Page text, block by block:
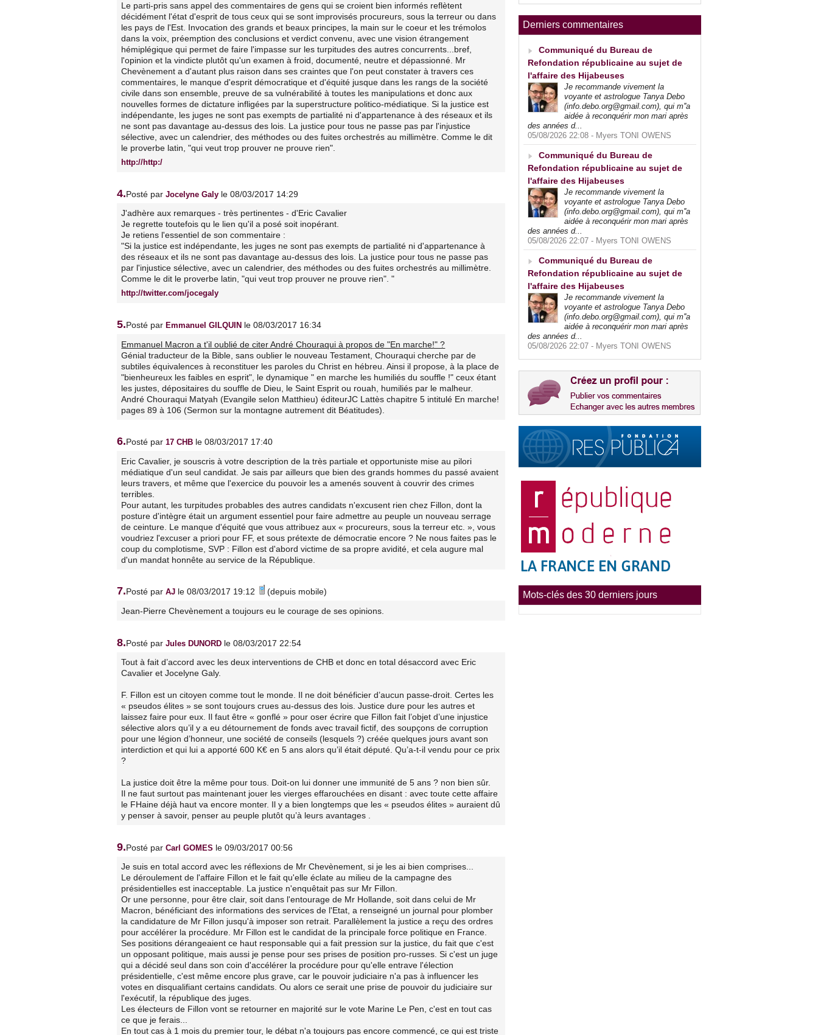
Le parti-pris sans appel des commentaires de gens qui se croient bien informés reflètent
décidément l'état d'esprit de tous ceux qui se sont improvisés procureurs, sous la terreur ou dans
les pays de l'Est. Invocation des grands et beaux principes, la main sur le coeur et les trémolos
dans la voix, préemption des conclusions et verdict convenu, avec une vision étrangement
hémiplégique qui permet de faire l'impasse sur les turpitudes des autres concurrents...bref,
l'opinion et la vindicte plutôt qu'un examen à froid, documenté, neutre et dépassionné. Mr
Chevènement a d'autant plus raison dans ses craintes que l'on peut constater à travers ces
commentaires, le manque d'esprit démocratique et d'équité jusque dans les rangs de la société
civile dans son ensemble, preuve de sa vulnérabilité à toutes les manipulations et donc aux
nouvelles formes de dictature infligées par la superstructure politico-médiatique. Si la justice est
indépendante, les juges ne sont pas exempts de partialité ni d'appartenance à des réseaux et ils
ne sont pas davantage au-dessus des lois. La justice pour tous ne passe pas par l'injustice
sélective, avec un calendrier, des méthodes ou des fuites orchestrés au millimètre. Comme le dit
le proverbe latin, "qui veut trop prouver ne prouve rien".
http://http:/
4.Posté par Jocelyne Galy le 08/03/2017 14:29
J'adhère aux remarques - très pertinentes - d'Eric Cavalier
Je regrette toutefois qu le lien qu'il a posé soit inopérant.
Je retiens l'essentiel de son commentaire :
"Si la justice est indépendante, les juges ne sont pas exempts de partialité ni d'appartenance à
des réseaux et ils ne sont pas davantage au-dessus des lois. La justice pour tous ne passe pas
par l'injustice sélective, avec un calendrier, des méthodes ou des fuites orchestrés au millimètre.
Comme le dit le proverbe latin, "qui veut trop prouver ne prouve rien". "
http://twitter.com/jocegaly
5.Posté par Emmanuel GILQUIN le 08/03/2017 16:34
Emmanuel Macron a t'il oublié de citer André Chouraqui à propos de "En marche!" ?
Génial traducteur de la Bible, sans oublier le nouveau Testament, Chouraqui cherche par de
subtiles équivalences à reconstituer les paroles du Christ en hébreu. Ainsi il propose, à la place de
"bienheureux les faibles en esprit", le dynamique " en marche les humiliés du souffle !" ceux étant
les justes, dépositaires du souffle de Dieu, le Saint Esprit ou rouah, humiliés par le malheur.
André Chouraqui Matyah (Evangile selon Matthieu) éditeurJC Lattès chapitre 5 intitulé En marche!
pages 89 à 106 (Sermon sur la montagne autrement dit Béatitudes).
6.Posté par 17 CHB le 08/03/2017 17:40
Eric Cavalier, je souscris à votre description de la très partiale et opportuniste mise au pilori
médiatique d'un seul candidat. Je sais par ailleurs que bien des grands hommes du passé avaient
leurs travers, et même que l'exercice du pouvoir les a amenés souvent à couvrir des crimes
terribles.
Pour autant, les turpitudes probables des autres candidats n'excusent rien chez Fillon, dont la
posture d'intègre était un argument essentiel pour faire admettre au peuple un nouveau serrage
de ceinture. Le manque d'équité que vous attribuez aux « procureurs, sous la terreur etc. », vous
voudriez l'excuser a priori pour FF, et sous prétexte de démocratie encore ? Ne nous faites pas le
coup du complotisme, SVP : Fillon est d'abord victime de sa propre avidité, et cela augure mal
d'un mandat honnête au service de la République.
7.Posté par AJ le 08/03/2017 19:12
(depuis mobile)
Jean-Pierre Chevènement a toujours eu le courage de ses opinions.
8.Posté par Jules DUNORD le 08/03/2017 22:54
Tout à fait d’accord avec les deux interventions de CHB et donc en total désaccord avec Eric
Cavalier et Jocelyne Galy.
F. Fillon est un citoyen comme tout le monde. Il ne doit bénéficier d’aucun passe-droit. Certes les
« pseudos élites » se sont toujours crues au-dessus des lois. Justice dure pour les autres et
laissez faire pour eux. Il faut être « gonflé » pour oser écrire que Fillon fait l’objet d’une injustice
sélective alors qu’il y a eu détournement de fonds avec travail fictif, des soupçons de corruption
pour une légion d’honneur, une société de conseils (lesquels ?) créée quelques jours avant son
interdiction et qui lui a apporté 600 K€ en 5 ans alors qu’il était député. Qu’a-t-il vendu pour ce prix
?
La justice doit être la même pour tous. Doit-on lui donner une immunité de 5 ans ? non bien sûr.
Il ne faut surtout pas maintenant jouer les vierges effarouchées en disant : avec toute cette affaire
le FHaine déjà haut va encore monter. Il y a bien longtemps que les « pseudos élites » auraient dû
y penser à savoir, penser au peuple plutôt qu’à leurs avantages .
9.Posté par Carl GOMES le 09/03/2017 00:56
Je suis en total accord avec les réflexions de Mr Chevènement, si je les ai bien comprises...
Le déroulement de l'affaire Fillon et le fait qu'elle éclate au milieu de la campagne des
présidentielles est inacceptable. La justice n'enquêtait pas sur Mr Fillon.
Or une personne, pour être clair, soit dans l'entourage de Mr Hollande, soit dans celui de Mr
Macron, bénéficiant des informations des services de l'Etat, a renseigné un journal pour plomber
la candidature de Mr Fillon jusqu'à imposer son retrait. Parallèlement la justice a reçu des ordres
pour accélérer la procédure. Mr Fillon est le candidat de la principale force politique en France.
Ses positions dérangeaient ce haut responsable qui a fait pression sur la justice, du fait que c'est
un opposant politique, mais aussi je pense pour ses prises de position pro-russes. Si c'est un juge
qui a décidé seul dans son coin d'accélérer la procédure pour qu'elle entrave l'élection
présidentielle, c'est même encore plus grave, car le pouvoir judiciaire n'a pas à influencer les
votes en disqualifiant certains candidats. Ou alors ce serait une prise de pouvoir du judiciaire sur
l'exécutif, la république des juges.
Les électeurs de Fillon vont se retourner en majorité sur le vote Marine Le Pen, c'est en tout cas
ce que je ferais...
En tout cas à 1 mois du premier tour, le débat n'a toujours pas encore commencé, ce qui est triste
Derniers commentaires
Communiqué du Bureau de
Refondation républicaine au sujet de
l'affaire des Hijabeuses
Je recommande vivement la
voyante et astrologue Tanya Debo
(info.debo.org@gmail.com), qui m''a
aidée à reconquérir mon mari après
des années d...
05/08/2026 22:08 - Myers TONI OWENS
Communiqué du Bureau de
Refondation républicaine au sujet de
l'affaire des Hijabeuses
Je recommande vivement la
voyante et astrologue Tanya Debo
(info.debo.org@gmail.com), qui m''a
aidée à reconquérir mon mari après
des années d...
05/08/2026 22:07 - Myers TONI OWENS
Communiqué du Bureau de
Refondation républicaine au sujet de
l'affaire des Hijabeuses
Je recommande vivement la
voyante et astrologue Tanya Debo
(info.debo.org@gmail.com), qui m''a
aidée à reconquérir mon mari après
des années d...
05/08/2026 22:07 - Myers TONI OWENS
Mots-clés des 30 derniers jours